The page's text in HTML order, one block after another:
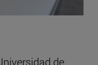
de